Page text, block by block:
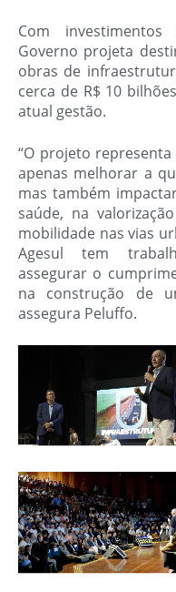
Com
Governo projeta
obras de
cerca de R$ 10
atual gestão.
“O projeto
apenas melhorar a
mas também
saúde, na
mobilidade nas vias
Agesul tem
assegurar o
na construção de
assegura Peluffo.